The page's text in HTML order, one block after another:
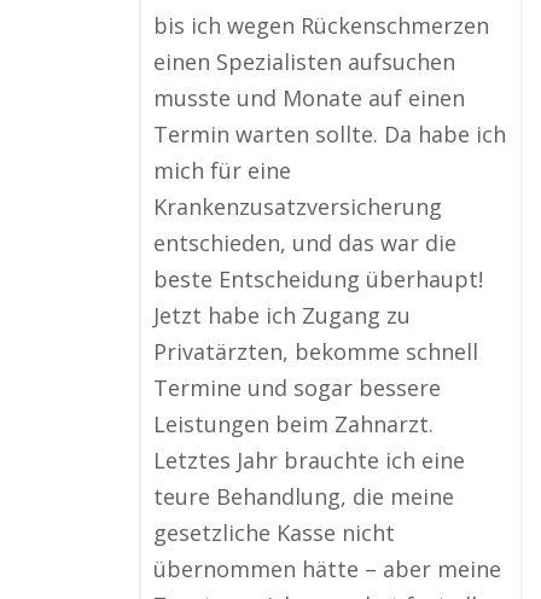
bis ich wegen Rückenschmerzen
einen Spezialisten aufsuchen
musste und Monate auf einen
Termin warten sollte. Da habe ich
mich für eine
Krankenzusatzversicherung
entschieden, und das war die
beste Entscheidung überhaupt!
Jetzt habe ich Zugang zu
Privatärzten, bekomme schnell
Termine und sogar bessere
Leistungen beim Zahnarzt.
Letztes Jahr brauchte ich eine
teure Behandlung, die meine
gesetzliche Kasse nicht
übernommen hätte – aber meine